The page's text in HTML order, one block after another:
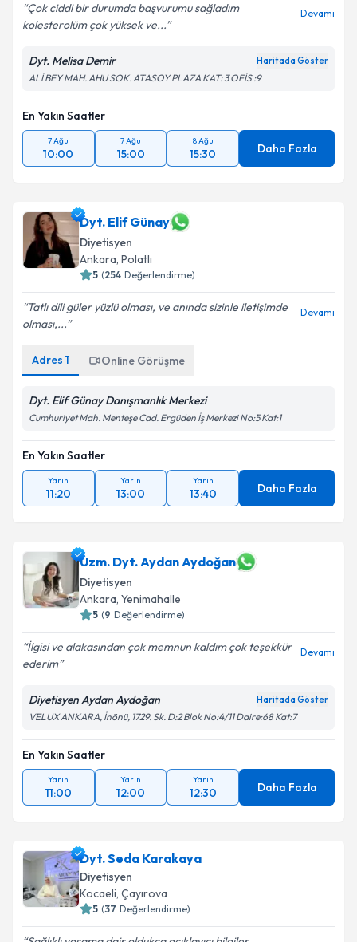
Çok ciddi bir durumda başvurumu sağladım
kolesterolüm çok yüksek ve...
Devamı
Dyt. Melisa Demir Haritada Göster
ALİ BEY MAH. AHU SOK. ATASOY PLAZA KAT: 3 OFİS :9
En Yakın Saatler
7 Ağu
10:00
7 Ağu
15:00
8 Ağu
15:30 Daha Fazla
Dyt. Elif Günay
Diyetisyen
Ankara, Polatlı
5 (254 Değerlendirme)
Tatlı dili güler yüzlü olması, ve anında sizinle iletişimde
olması,...
Devamı
Adres 1 Online Görüşme
Dyt. Elif Günay Danışmanlık Merkezi
Cumhuriyet Mah. Menteşe Cad. Ergüden İş Merkezi No:5 Kat:1
En Yakın Saatler
Yarın
11:20
Yarın
13:00
Yarın
13:40 Daha Fazla
Uzm. Dyt. Aydan Aydoğan
Diyetisyen
Ankara, Yenimahalle
5 (9 Değerlendirme)
İlgisi ve alakasından çok memnun kaldım çok teşekkür
ederim
Devamı
Diyetisyen Aydan Aydoğan Haritada Göster
VELUX ANKARA, İnönü, 1729. Sk. D:2 Blok No:4/11 Daire:68 Kat:7
En Yakın Saatler
Yarın
11:00
Yarın
12:00
Yarın
12:30 Daha Fazla
Dyt. Seda Karakaya
Diyetisyen
Kocaeli, Çayırova
5 (37 Değerlendirme)